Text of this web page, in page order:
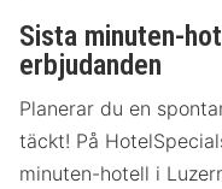
Sista minuten-
erbjudanden
Planerar du en
täckt! På
minuten-hotell i